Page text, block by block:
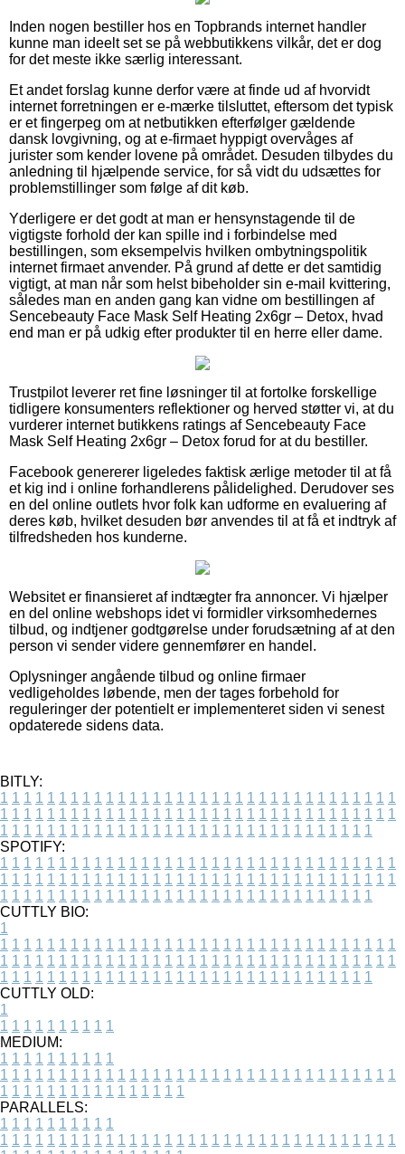
Inden nogen bestiller hos en Topbrands internet handler
kunne man ideelt set se på webbutikkens vilkår, det er dog
for det meste ikke særlig interessant.
Et andet forslag kunne derfor være at finde ud af hvorvidt
internet forretningen er e-mærke tilsluttet, eftersom det typisk
er et fingerpeg om at netbutikken efterfølger gældende
dansk lovgivning, og at e-firmaet hyppigt overvåges af
jurister som kender lovene på området. Desuden tilbydes du
anledning til hjælpende service, for så vidt du udsættes for
problemstillinger som følge af dit køb.
Yderligere er det godt at man er hensynstagende til de
vigtigste forhold der kan spille ind i forbindelse med
bestillingen, som eksempelvis hvilken ombytningspolitik
internet firmaet anvender. På grund af dette er det samtidig
vigtigt, at man når som helst bibeholder sin e-mail kvittering,
således man en anden gang kan vidne om bestillingen af
Sencebeauty Face Mask Self Heating 2x6gr – Detox, hvad
end man er på udkig efter produkter til en herre eller dame.
Trustpilot leverer ret fine løsninger til at fortolke forskellige
tidligere konsumenters reflektioner og herved støtter vi, at du
vurderer internet butikkens ratings af Sencebeauty Face
Mask Self Heating 2x6gr – Detox forud for at du bestiller.
Facebook genererer ligeledes faktisk ærlige metoder til at få
et kig ind i online forhandlerens pålidelighed. Derudover ses
en del online outlets hvor folk kan udforme en evaluering af
deres køb, hvilket desuden bør anvendes til at få et indtryk af
tilfredsheden hos kunderne.
Websitet er finansieret af indtægter fra annoncer. Vi hjælper
en del online webshops idet vi formidler virksomhedernes
tilbud, og indtjener godtgørelse under forudsætning af at den
person vi sender videre gennemfører en handel.
Oplysninger angående tilbud og online firmaer
vedligeholdes løbende, men der tages forbehold for
reguleringer der potentielt er implementeret siden vi senest
opdaterede sidens data.
BITLY:
1 1 1 1 1 1 1 1 1 1 1 1 1 1 1 1 1 1 1 1 1 1 1 1 1 1 1 1 1 1 1 1 1 1
1 1 1 1 1 1 1 1 1 1 1 1 1 1 1 1 1 1 1 1 1 1 1 1 1 1 1 1 1 1 1 1 1 1
1 1 1 1 1 1 1 1 1 1 1 1 1 1 1 1 1 1 1 1 1 1 1 1 1 1 1 1 1 1 1 1
SPOTIFY:
1 1 1 1 1 1 1 1 1 1 1 1 1 1 1 1 1 1 1 1 1 1 1 1 1 1 1 1 1 1 1 1 1 1
1 1 1 1 1 1 1 1 1 1 1 1 1 1 1 1 1 1 1 1 1 1 1 1 1 1 1 1 1 1 1 1 1 1
1 1 1 1 1 1 1 1 1 1 1 1 1 1 1 1 1 1 1 1 1 1 1 1 1 1 1 1 1 1 1 1
CUTTLY BIO:
1
1 1 1 1 1 1 1 1 1 1 1 1 1 1 1 1 1 1 1 1 1 1 1 1 1 1 1 1 1 1 1 1 1 1
1 1 1 1 1 1 1 1 1 1 1 1 1 1 1 1 1 1 1 1 1 1 1 1 1 1 1 1 1 1 1 1 1 1
1 1 1 1 1 1 1 1 1 1 1 1 1 1 1 1 1 1 1 1 1 1 1 1 1 1 1 1 1 1 1 1
CUTTLY OLD:
1
1 1 1 1 1 1 1 1 1 1
MEDIUM:
1 1 1 1 1 1 1 1 1 1
1 1 1 1 1 1 1 1 1 1 1 1 1 1 1 1 1 1 1 1 1 1 1 1 1 1 1 1 1 1 1 1 1 1
1 1 1 1 1 1 1 1 1 1 1 1 1 1 1 1
PARALLELS:
1 1 1 1 1 1 1 1 1 1
1 1 1 1 1 1 1 1 1 1 1 1 1 1 1 1 1 1 1 1 1 1 1 1 1 1 1 1 1 1 1 1 1 1